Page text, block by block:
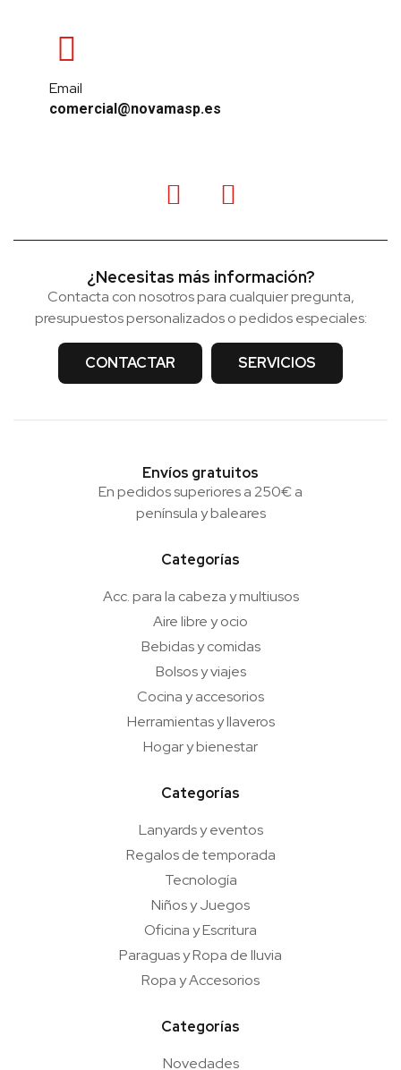
Email
comercial@novamasp.es
¿Necesitas más información?
Contacta con nosotros para cualquier pregunta,
presupuestos personalizados o pedidos especiales:
CONTACTAR SERVICIOS
Envíos gratuitos
En pedidos superiores a 250€ a
península y baleares
Categorías
Acc. para la cabeza y multiusos
Aire libre y ocio
Bebidas y comidas
Bolsos y viajes
Cocina y accesorios
Herramientas y llaveros
Hogar y bienestar
Categorías
Lanyards y eventos
Regalos de temporada
Tecnología
Niños y Juegos
Oficina y Escritura
Paraguas y Ropa de lluvia
Ropa y Accesorios
Categorías
Novedades